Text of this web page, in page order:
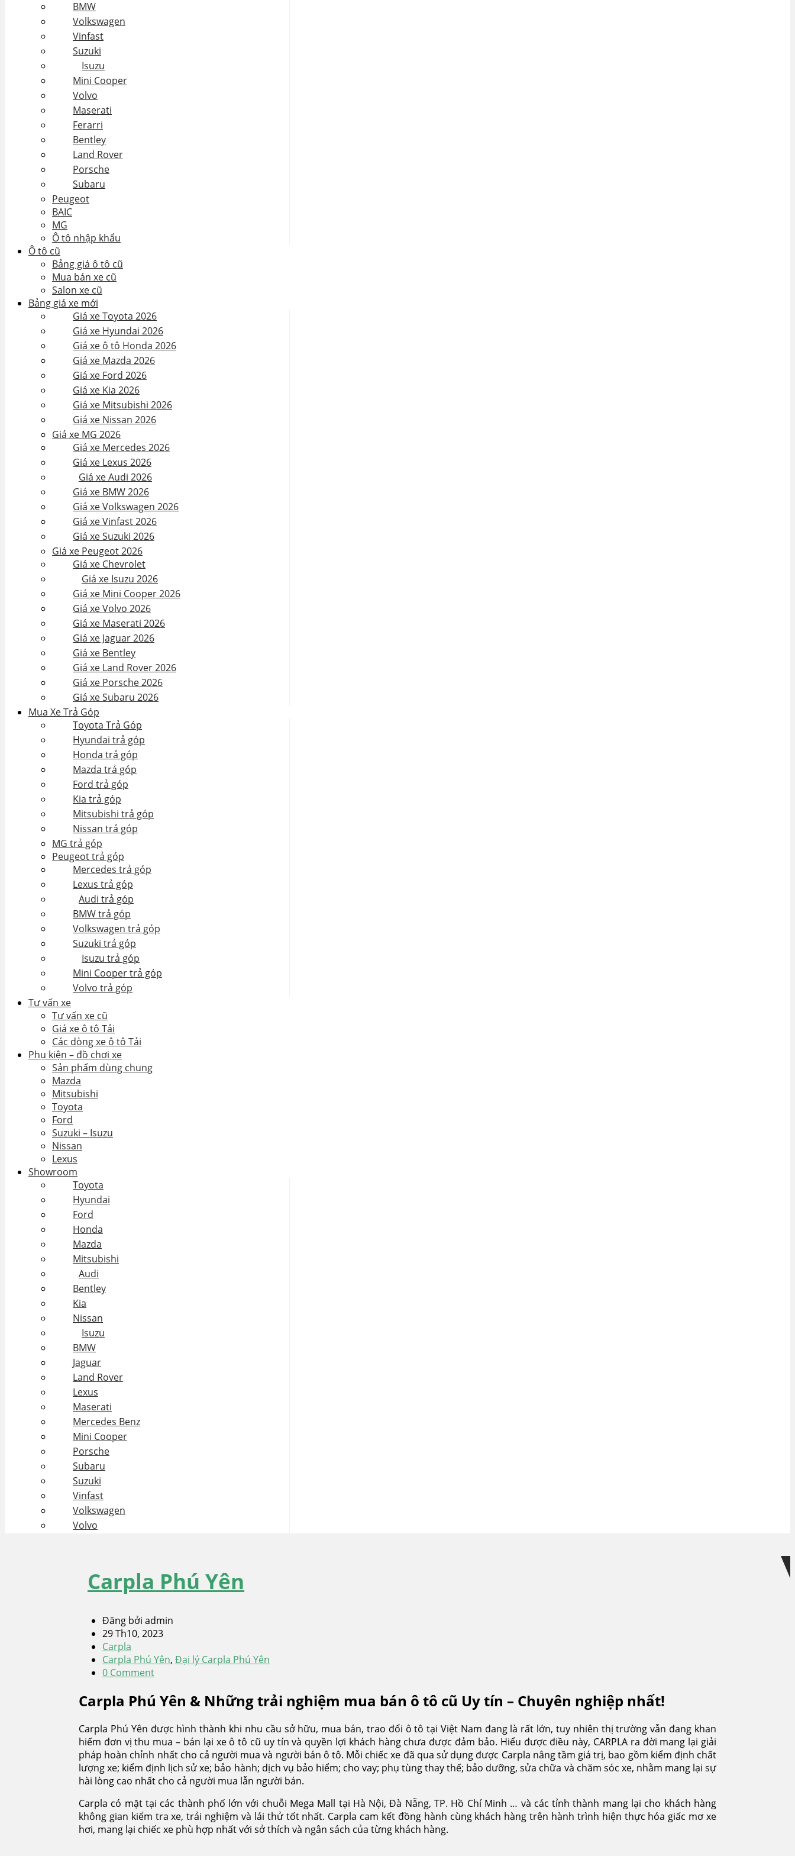
BMW
Volkswagen
Vinfast
Suzuki
Isuzu
Mini Cooper
Volvo
Maserati
Ferarri
Bentley
Land Rover
Porsche
Subaru
Peugeot
BAIC
MG
Ô tô nhập khẩu
Ô tô cũ
Bảng giá ô tô cũ
Mua bán xe cũ
Salon xe cũ
Bảng giá xe mới
Giá xe Toyota 2026
Giá xe Hyundai 2026
Giá xe ô tô Honda 2026
Giá xe Mazda 2026
Giá xe Ford 2026
Giá xe Kia 2026
Giá xe Mitsubishi 2026
Giá xe Nissan 2026
Giá xe MG 2026
Giá xe Mercedes 2026
Giá xe Lexus 2026
Giá xe Audi 2026
Giá xe BMW 2026
Giá xe Volkswagen 2026
Giá xe Vinfast 2026
Giá xe Suzuki 2026
Giá xe Peugeot 2026
Giá xe Chevrolet
Giá xe Isuzu 2026
Giá xe Mini Cooper 2026
Giá xe Volvo 2026
Giá xe Maserati 2026
Giá xe Jaguar 2026
Giá xe Bentley
Giá xe Land Rover 2026
Giá xe Porsche 2026
Giá xe Subaru 2026
Mua Xe Trả Góp
Toyota Trả Góp
Hyundai trả góp
Honda trả góp
Mazda trả góp
Ford trả góp
Kia trả góp
Mitsubishi trả góp
Nissan trả góp
MG trả góp
Peugeot trả góp
Mercedes trả góp
Lexus trả góp
Audi trả góp
BMW trả góp
Volkswagen trả góp
Suzuki trả góp
Isuzu trả góp
Mini Cooper trả góp
Volvo trả góp
Tư vấn xe
Tư vấn xe cũ
Giá xe ô tô Tải
Các dòng xe ô tô Tải
Phụ kiện – đồ chơi xe
Sản phẩm dùng chung
Mazda
Mitsubishi
Toyota
Ford
Suzuki – Isuzu
Nissan
Lexus
Showroom
Toyota
Hyundai
Ford
Honda
Mazda
Mitsubishi
Audi
Bentley
Kia
Nissan
Isuzu
BMW
Jaguar
Land Rover
Lexus
Maserati
Mercedes Benz
Mini Cooper
Porsche
Subaru
Suzuki
Vinfast
Volkswagen
Volvo
Carpla Phú Yên
Đăng bởi admin
29 Th10, 2023
Carpla
Carpla Phú Yên, Đại lý Carpla Phú Yên
0 Comment
Carpla Phú Yên & Những trải nghiệm mua bán ô tô cũ Uy tín – Chuyên nghiệp nhất!
Carpla Phú Yên được hình thành khi nhu cầu sở hữu, mua bán, trao đổi ô tô tại Việt Nam đang là rất lớn, tuy nhiên thị trường vẫn đang khan
hiếm đơn vị thu mua – bán lại xe ô tô cũ uy tín và quyền lợi khách hàng chưa được đảm bảo. Hiểu được điều này, CARPLA ra đời mang lại giải
pháp hoàn chỉnh nhất cho cả người mua và người bán ô tô. Mỗi chiếc xe đã qua sử dụng được Carpla nâng tầm giá trị, bao gồm kiểm định chất
lượng xe; kiểm định lịch sử xe; bảo hành; dịch vụ bảo hiểm; cho vay; phụ tùng thay thế; bảo dưỡng, sửa chữa và chăm sóc xe, nhằm mang lại sự
hài lòng cao nhất cho cả người mua lẫn người bán.
Carpla có mặt tại các thành phố lớn với chuỗi Mega Mall tại Hà Nội, Đà Nẵng, TP. Hồ Chí Minh … và các tỉnh thành mang lại cho khách hàng
không gian kiểm tra xe, trải nghiệm và lái thử tốt nhất. Carpla cam kết đồng hành cùng khách hàng trên hành trình hiện thực hóa giấc mơ xe
hơi, mang lại chiếc xe phù hợp nhất với sở thích và ngân sách của từng khách hàng.